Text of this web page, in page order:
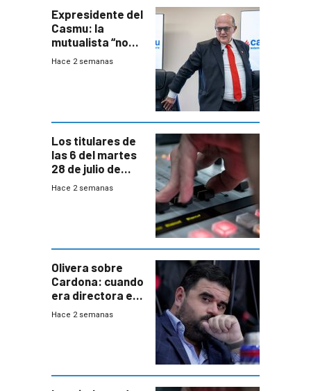
Expresidente del
Casmu: la
mutualista “no
está para pagar”
Hace 2 semanas
Los titulares de
las 6 del martes
28 de julio de
2026
Hace 2 semanas
Olivera sobre
Cardona: cuando
era directora en
UTE “no era muy
Hace 2 semanas